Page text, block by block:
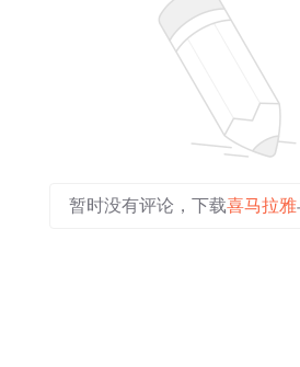
暂时没有评论，下载喜马拉雅